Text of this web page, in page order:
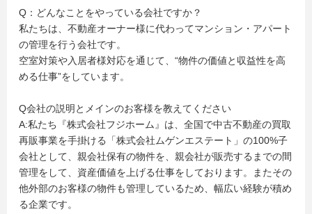
Q：どんなことをやっている会社ですか？
私たちは、不動産オーナー様に代わってマンション・アパート
の管理を行う会社です。
空室対策や入居者様対応を通じて、“物件の価値と収益性を高
める仕事”をしています。
Q会社の説明とメインのお客様を教えてください
A:私たち『株式会社フジホーム』は、全国で中古不動産の買取
再販事業を手掛ける「株式会社ムゲンエステート」の100%子
会社として、親会社保有の物件を、親会社が販売するまでの間
管理をして、資産価値を上げる仕事をしております。またその
他外部のお客様の物件も管理しているため、幅広い経験が積め
る企業です。